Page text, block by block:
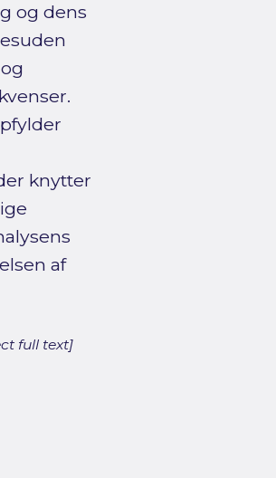
og dens
knytter
af
full text]